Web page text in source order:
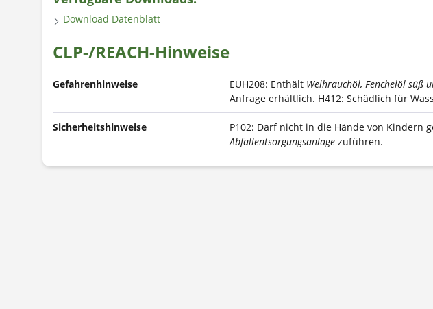
Download Datenblatt
CLP-/REACH-Hinweise
Gefahrenhinweise EUH208: Enthält Weihrauchöl, Fenchelöl süß
Anfrage erhältlich. H412: Schädlich für
Sicherheitshinweise P102: Darf nicht in die Hände von Kindern
Abfallentsorgungsanlage zuführen.